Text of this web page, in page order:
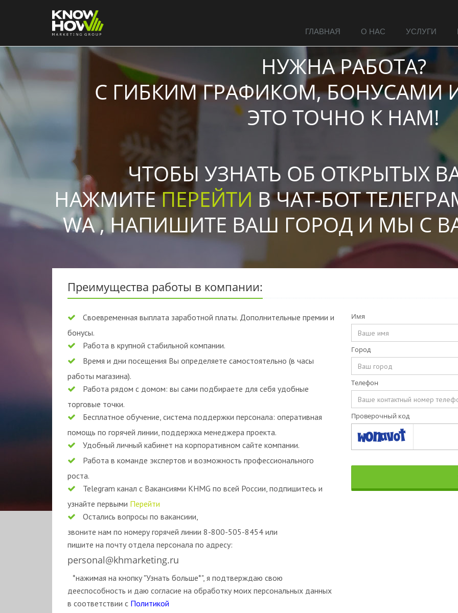
ГЛАВНАЯ О НАС УСЛУГИ
НУЖНА РАБОТА?
С ГИБКИМ ГРАФИКОМ, БОНУСАМИ
ЭТО ТОЧНО К НАМ!
ЧТОБЫ УЗНАТЬ ОБ ОТКРЫТЫХ
НАЖМИТЕПЕРЕЙТИ В ЧАТ-БОТ
WA , НАПИШИТЕ ВАШ ГОРОД И МЫ С
Преимущества работы в компании:
Своевременная выплата заработной платы. Дополнительные премии и
бонусы.
Работа в крупной стабильной компании.
Время и дни посещения Вы определяете самостоятельно (в часы
работы магазина).
Работа рядом с домом: вы сами подбираете для себя удобные
торговые точки.
Бесплатное обучение, система поддержки персонала: оперативная
помощь по горячей линии, поддержка менеджера проекта.
Удобный личный кабинет на корпоративном сайте компании.
Работа в команде экспертов и возможность профессионального
роста.
Telegram канал с Вакансиями KHMG по всей России, подпишитесь и
узнайте первыми Перейти
Остались вопросы по вакансиии,
звоните нам по номеру горячей линии 8-800-505-8454 или
пишите на почту отдела персонала по адресу:
personal@khmarketing.ru
*нажимая на кнопку "Узнать больше*", я подтверждаю свою
дееспособность и даю согласие на обработку моих персональных данных
в соответствии с Политикой
Имя
Город
Телефон
Проверочный код